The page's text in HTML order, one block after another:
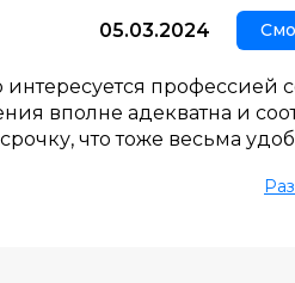
05.03.2024
профессией
вполне адекватна и
что тоже весьма